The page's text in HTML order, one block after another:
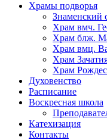
Храмы подворья
Знаменский
Храм вмч.
Храм блж.
Храм вмц.
Храм
Храм
Духовенство
Расписание
Воскресная школа
Катехизация
Контакты